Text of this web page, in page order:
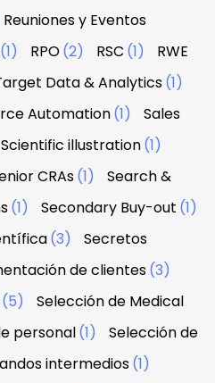
Reuniones y Eventos
(1) RPO(2) RSC (1)
RWE
Data & Analytics(1)
Automation(1)
Sales
Scientific illustration(1)
CRAs(1)
Search &
(1) Secondary Buy-out (1)
(3)
Secretos
de clientes(3)
(5)
Selección de Medical
personal(1)
Selección de
intermedios(1)